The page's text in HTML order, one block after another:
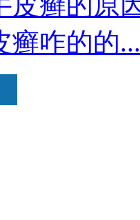
癣咋的的...